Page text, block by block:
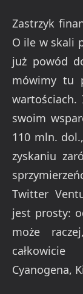
Zastrzyk
O ile w skali
już powód
mówimy tu
wartościach.
swoim
110 mln.
zyskaniu
Twitter
jest prosty:
może
Cyanogena,